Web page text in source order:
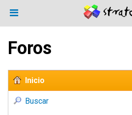
Foros
Inicio
Buscar